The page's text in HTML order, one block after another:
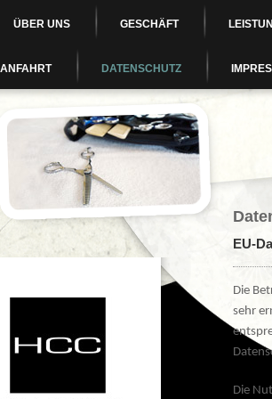
ÜBER UNS GESCHÄFT
ANFAHRT DATENSCHUTZ
EU-
Die
sehr
Die